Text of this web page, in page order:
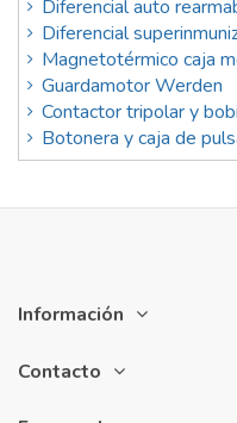
Diferencial auto
Diferencial
Magnetotérmico caja
Guardamotor Werden
Contactor tripolar y
Botonera y caja de
Información
Contacto